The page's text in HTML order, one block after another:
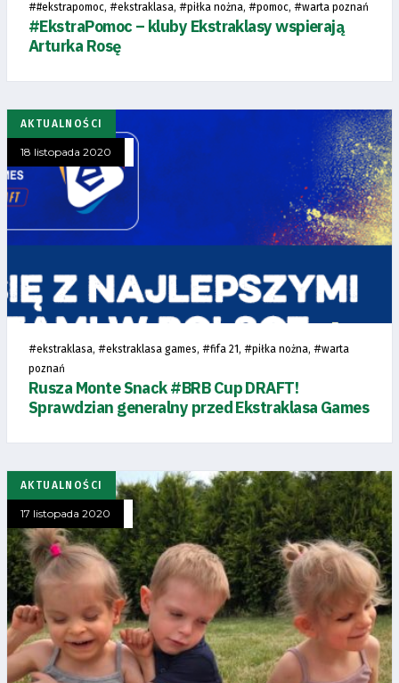
oszczędności
energii
Dostępność
SEARCH
FOR:
Search Button
##ekstrapomoc, #ekstraklasa, #piłka nożna, #pomoc, #warta poznań
#EkstraPomoc – kluby Ekstraklasy wspierają
Arturka Rosę
AKTUALNOŚCI
18 listopada 2020
#ekstraklasa, #ekstraklasa games, #fifa 21, #piłka nożna, #warta
poznań
Rusza Monte Snack #BRB Cup DRAFT!
Sprawdzian generalny przed Ekstraklasa Games
AKTUALNOŚCI
17 listopada 2020